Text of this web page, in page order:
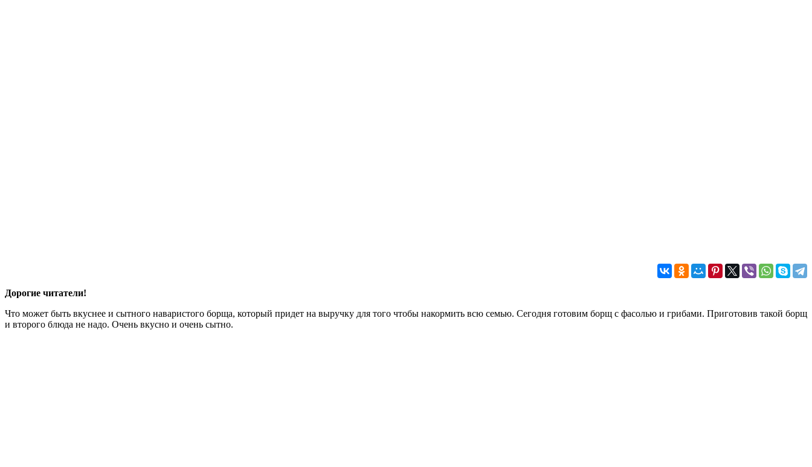
Дорогие читатели!
Что может быть вкуснее и сытного наваристого борща, который придет на выручку для того чтобы накормить всю семью. Сегодня готовим борщ с фасолью и грибами. Приготовив такой борщ
и второго блюда не надо. Очень вкусно и очень сытно.